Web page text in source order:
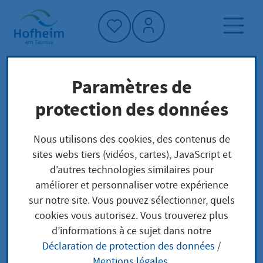
Accueil"
Page d'accueil
Culture, sport et tourisme
Archives municipales
Projekte
Beschilderung historischer
Gebäude in der Hofheimer
Paramètres de
protection des données
Nous utilisons des cookies, des contenus de
sites webs tiers (vidéos, cartes), JavaScript et
d’autres technologies similaires pour
améliorer et personnaliser votre expérience
sur notre site. Vous pouvez sélectionner, quels
cookies vous autorisez. Vous trouverez plus
d’informations à ce sujet dans notre
Déclaration de protection des données /